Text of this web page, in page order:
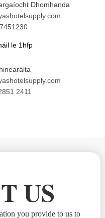
Dhomhanda
2411
US
you provide to us to